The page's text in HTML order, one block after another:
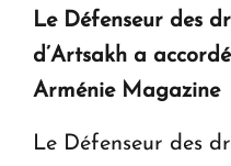
Le Défenseur des
d’Artsakh a
Arménie Magazine
Le Défenseur des